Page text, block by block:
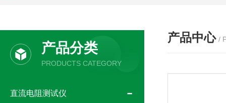
产品分类
PRODUCTS CATEGORY
直流电阻测试仪
产品中心 /